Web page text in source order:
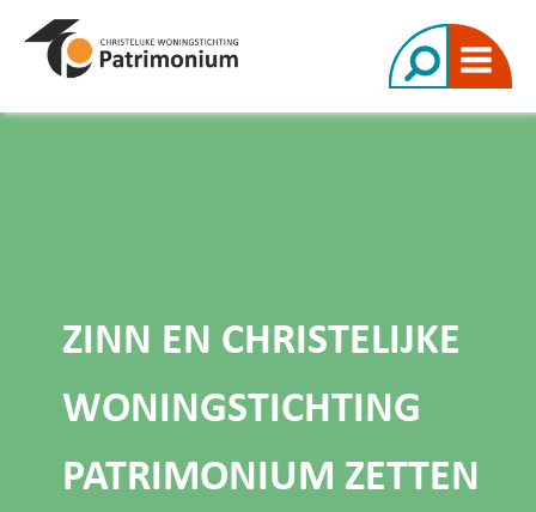
ZINN EN CHRISTELIJKE
WONINGSTICHTING
PATRIMONIUM ZETTEN